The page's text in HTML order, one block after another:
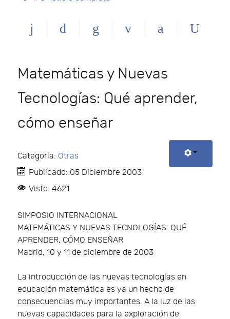
Matemáticas y Nuevas
Tecnologías: Qué aprender,
cómo enseñar
Categoría: Otras
Publicado: 05 Diciembre 2003
Visto: 4621
SIMPOSIO INTERNACIONAL
MATEMÁTICAS Y NUEVAS TECNOLOGÍAS: QUÉ
APRENDER, CÓMO ENSEÑAR
Madrid, 10 y 11 de diciembre de 2003
La introducción de las nuevas tecnologías en
educación matemática es ya un hecho de
consecuencias muy importantes. A la luz de las
nuevas capacidades para la exploración de